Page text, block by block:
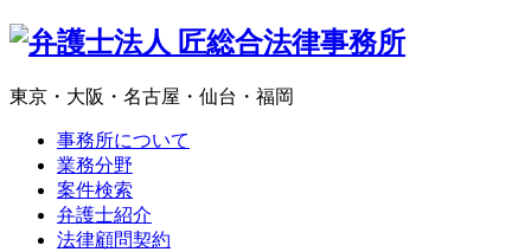
東京・大阪・名古屋・仙台・福岡
事務所について
業務分野
案件検索
弁護士紹介
法律顧問契約